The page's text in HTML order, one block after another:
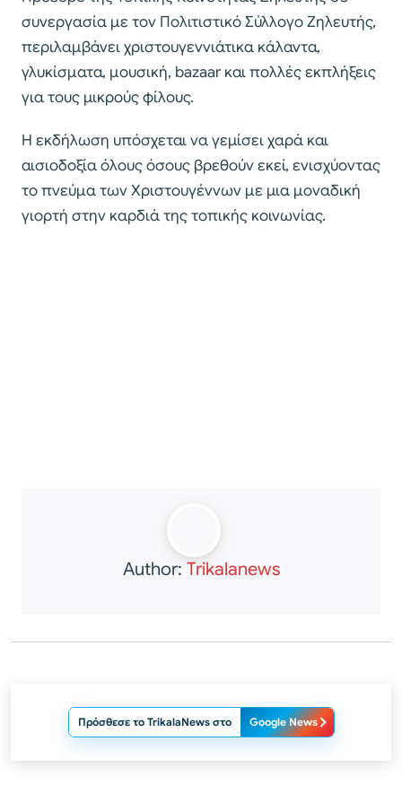
συνεργασία με τον Πολιτιστικό Σύλλογο Ζηλευτής,
περιλαμβάνει χριστουγεννιάτικα κάλαντα,
γλυκίσματα, μουσική, bazaar και πολλές εκπλήξεις
για τους μικρούς φίλους.
Η εκδήλωση υπόσχεται να γεμίσει χαρά και
αισιοδοξία όλους όσους βρεθούν εκεί, ενισχύοντας
το πνεύμα των Χριστουγέννων με μια μοναδική
γιορτή στην καρδιά της τοπικής κοινωνίας.
Author: Trikalanews
Πρόσθεσε το TrikalaNews στο Google News